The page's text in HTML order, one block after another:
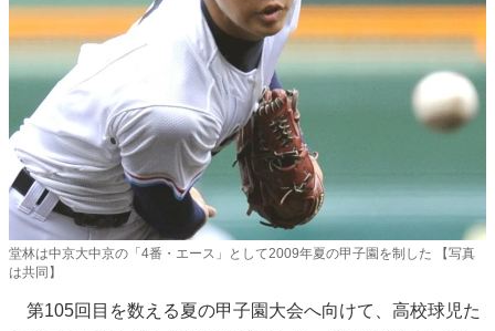
堂林は中京大中京の「4番・エース」として2009年夏の甲子園を制した 【写真
は共同】
第105回目を数える夏の甲子園大会へ向けて、高校球児た